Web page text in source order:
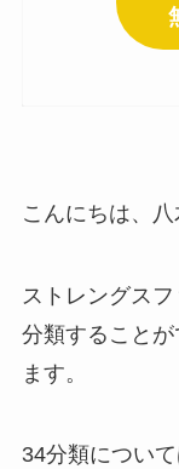
こんにちは、八
ストレングス
分類すること
ます。
34分類につい